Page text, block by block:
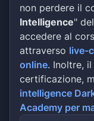
non perdere il
Intelligence"
accedere al
attraverso live-
online. Inoltre,
certificazione,
intelligence
Academy per